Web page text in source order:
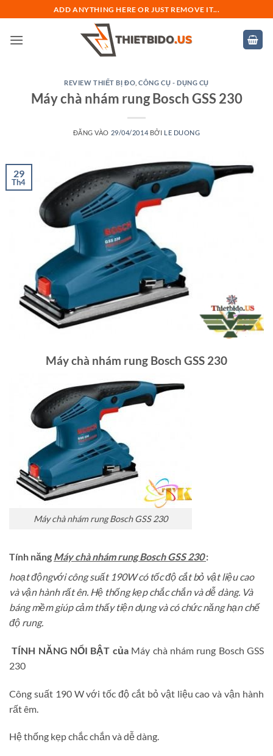
qua
nội
ADD ANYTHING HERE OR JUST REMOVE IT...
REVIEW THIẾT BỊ ĐO ,CÔNG CỤ - DỤNG CỤ
Máy chà nhám rung Bosch GSS 230
ĐĂNG VÀO 29/04/2014 BỞI LE DUONG
29
Th4
Máy chà nhám rung Bosch GSS 230
Máy chà nhám rung Bosch GSS 230
Tính năng Máy chà nhám rung Bosch GSS 230:
hoạt độngvới công suất 190W có tốc độ cắt bỏ vật liệu cao
và vận hành rất ên. Hệ thống kẹp chắc chắn và dễ dàng. Và
báng mềm giúp cảm thấy tiện dụng và có chức năng hạn chế
độ rung.
TÍNH NĂNG NỔI BẬT của Máy chà nhám rung Bosch GSS
230
Công suất 190 W với tốc độ cắt bỏ vật liệu cao và vận hành
rất êm.
Hệ thống kẹp chắc chắn và dễ dàng.